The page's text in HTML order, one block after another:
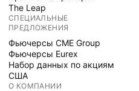
The Leap
СПЕЦИАЛЬНЫЕ
ПРЕДЛОЖЕНИЯ
Фьючерсы CME Group
Фьючерсы Eurex
Набор данных по акциям
США
О КОМПАНИИ